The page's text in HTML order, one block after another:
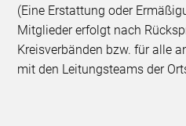
(Eine Erstattung oder
Mitglieder erfolgt nach
Kreisverbänden bzw. für alle
mit den Leitungsteams der